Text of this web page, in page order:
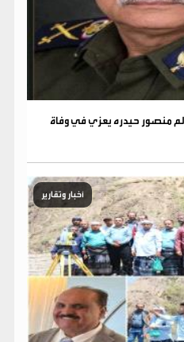
منصور حيدره يعزي في وفاة
أخبار وتقارير